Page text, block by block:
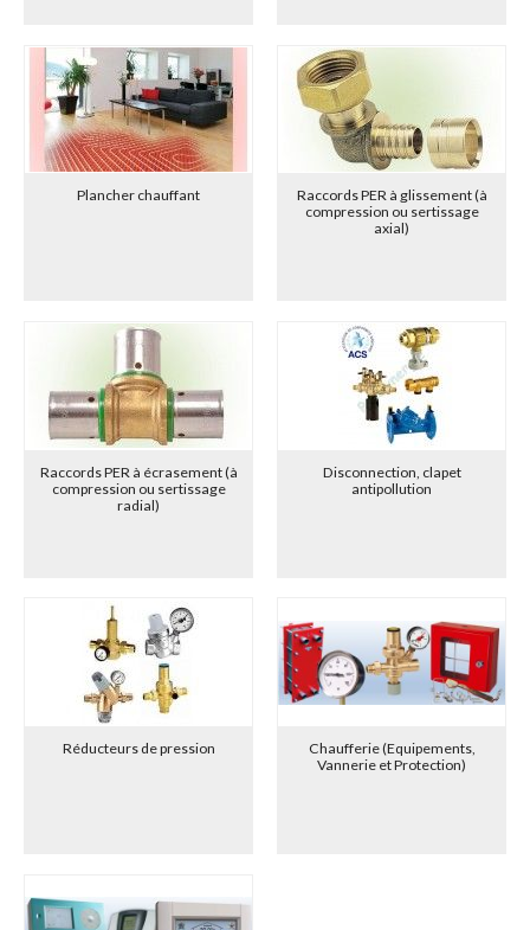
Plancher chauffant
Raccords PER à glissement (à
compression ou sertissage
axial)
Raccords PER à écrasement (à
compression ou sertissage
radial)
Disconnection, clapet
antipollution
Réducteurs de pression
Chaufferie (Equipements,
Vannerie et Protection)